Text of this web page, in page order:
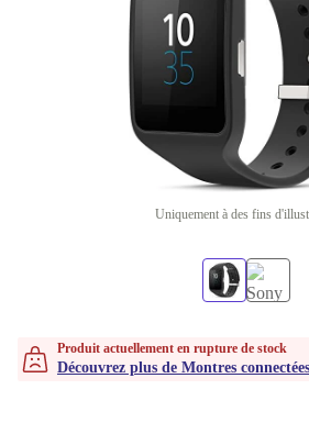
Uniquement à des fins
Produit actuellement en rupture de stock
Découvrez plus de Montres connectées